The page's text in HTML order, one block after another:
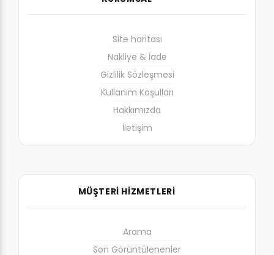
Site haritası
Nakliye & İade
Gizlilik Sözleşmesi
Kullanım Koşulları
Hakkımızda
İletişim
MÜŞTERİ HİZMETLERİ
Arama
Son Görüntülenenler